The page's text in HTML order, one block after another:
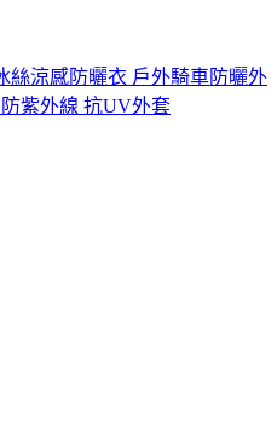
絲涼感防曬衣 戶外騎車防曬外
紫外線 抗UV外套